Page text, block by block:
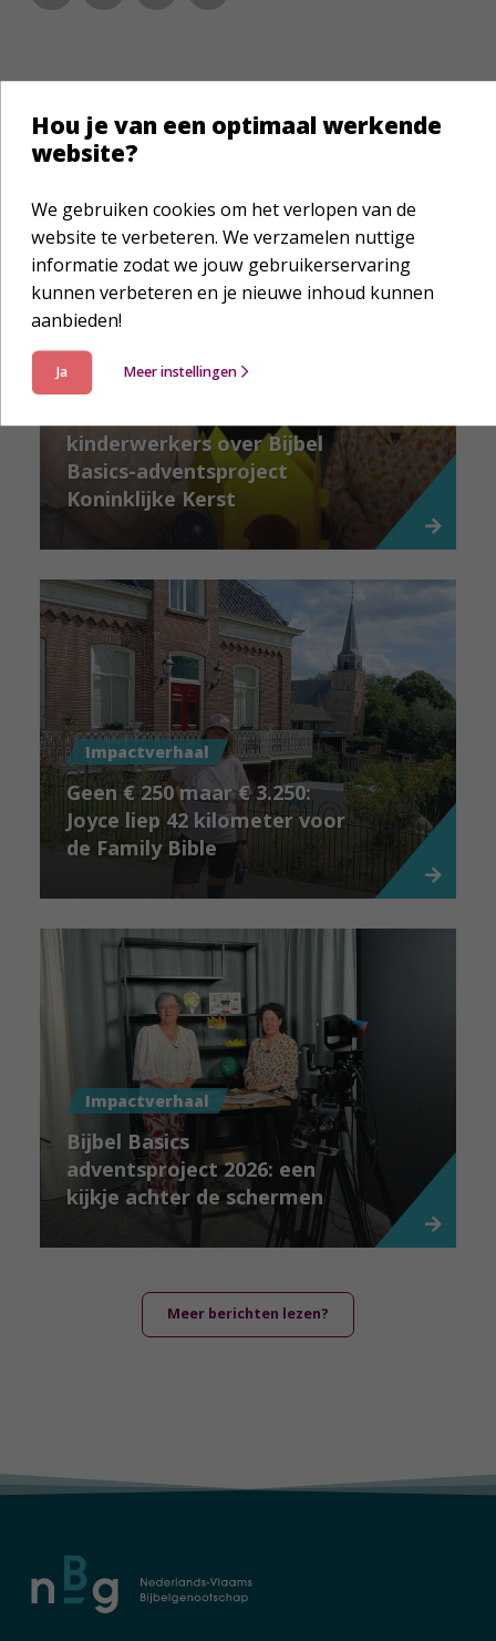
Laat je verder inspireren
Nieuws
kinderwerkers over Bijbel
Basics-adventsproject
Koninklijke Kerst
Impactverhaal
Geen € 250 maar € 3.250:
Joyce liep 42 kilometer voor
de Family Bible
Impactverhaal
Bijbel Basics
adventsproject 2026: een
kijkje achter de schermen
Meer berichten lezen?
Hou je van een optimaal werkende
website?
We gebruiken cookies om het verlopen van de
website te verbeteren. We verzamelen nuttige
informatie zodat we jouw gebruikerservaring
kunnen verbeteren en je nieuwe inhoud kunnen
aanbieden!
Ja Meer instellingen